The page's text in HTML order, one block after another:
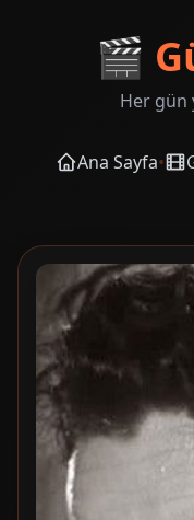
🎬
Her gün
Ana Sayfa•